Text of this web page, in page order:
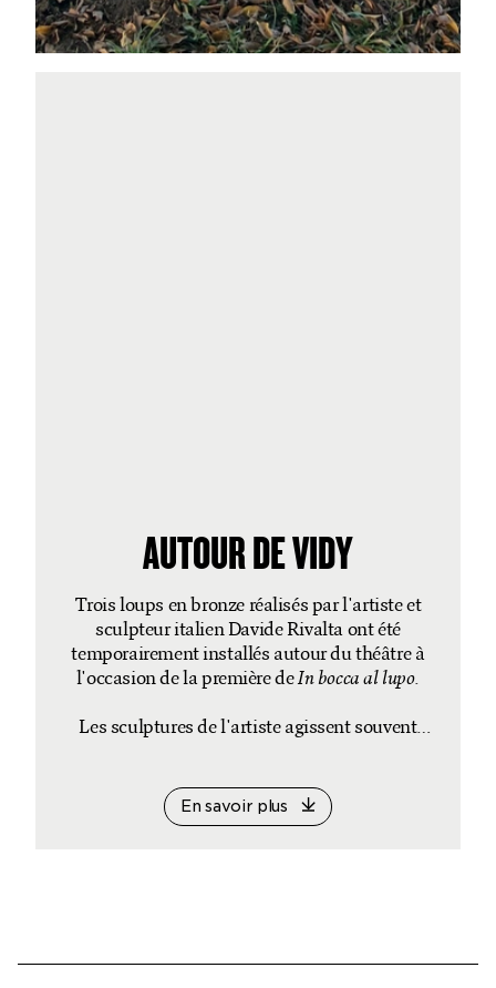
AUTOUR DE VIDY
Trois loups en bronze réalisés par l'artiste et
sculpteur italien Davide Rivalta ont été
temporairement installés autour du théâtre à
l'occasion de la première deIn bocca al lupo.
Les sculptures de l'artiste agissent souvent
En savoir plus